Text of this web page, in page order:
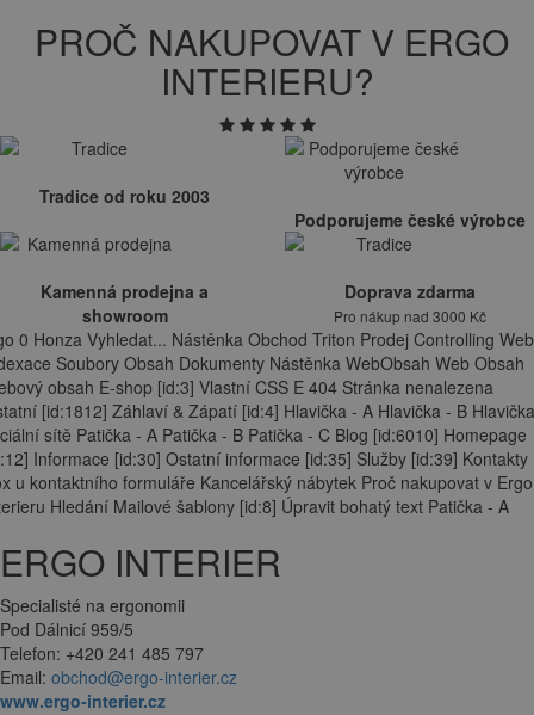
PROČ NAKUPOVAT V ERGO
INTERIERU?
Tradice od roku 2003
Podporujeme české výrobce
Kamenná prodejna a
showroom
Doprava zdarma
Pro nákup nad 3000 Kč
0 Honza Vyhledat... Nástěnka Obchod Triton Prodej Controlling Web
Soubory Obsah Dokumenty Nástěnka WebObsah Web Obsah
obsah E-shop [id:3] Vlastní CSS E 404 Stránka nenalezena
[id:1812] Záhlaví & Zápatí [id:4] Hlavička - A Hlavička - B
sítě Patička - A Patička - B Patička - C Blog [id:6010] Homepage
Informace [id:30] Ostatní informace [id:35] Služby [id:39] Kontakty
u kontaktního formuláře Kancelářský nábytek Proč nakupovat v Ergo
Hledání Mailové šablony [id:8] Úpravit bohatý text Patička - A
ERGO INTERIER
Specialisté na ergonomii
Pod Dálnicí 959/5
Telefon: +420 241 485 797
Email: obchod@ergo-interier.cz
www.ergo-interier.cz